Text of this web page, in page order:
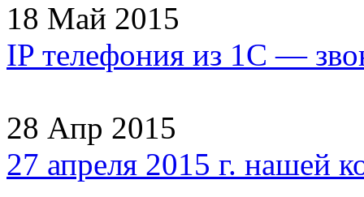
18 Май 2015
IP телефония из 1С —
28 Апр 2015
27 апреля 2015 г. нашей